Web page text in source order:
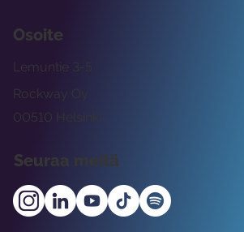
Osoite
Rockway Oy
Lemuntie 3-5
00510 Helsinki
Seuraa meitä